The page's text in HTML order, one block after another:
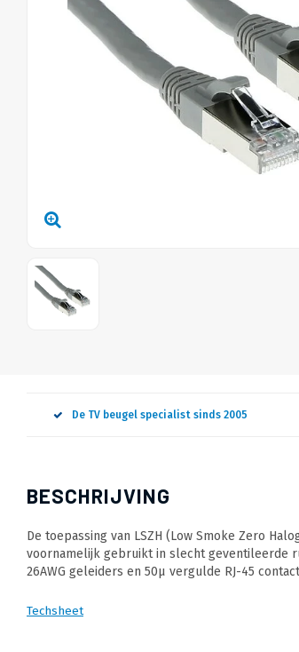
De TV beugel specialist sinds 2005
BESCHRIJVING
De toepassing van LSZH (Low Smoke Zero
voornamelijk gebruikt in slecht geventileerde
26AWG geleiders en 50µ vergulde RJ-45
Techsheet